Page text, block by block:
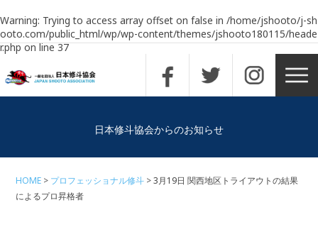
Warning: Trying to access array offset on false in /home/jshooto/j-sh
ooto.com/public_html/wp/wp-content/themes/jshooto180115/heade
r.phpon line37
日本修斗協会からのお知らせ
HOME プロフェッショナル修斗
3月19日 関西地区トライアウトの結果
によるプロ昇格者